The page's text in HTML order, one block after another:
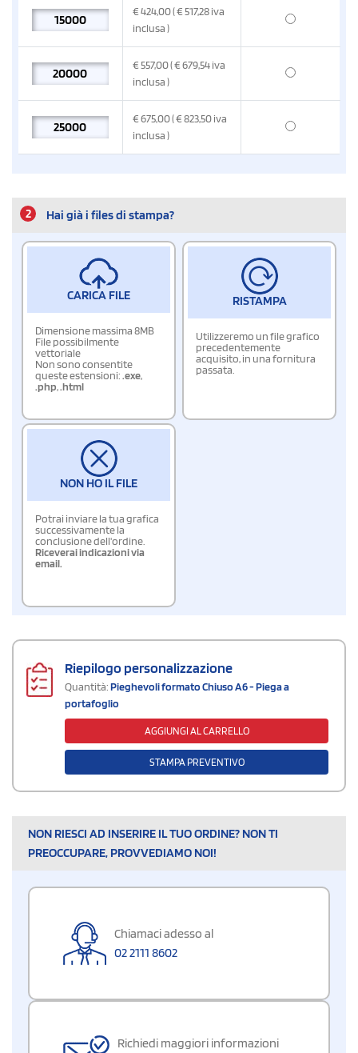
€424,00( € 517,28iva
inclusa)
€ 557,00( € 679,54iva
inclusa)
€675,00( € 823,50iva
inclusa)
2 Hai già i files di stampa?
CARICA FILE
Dimensione massima 8MB
File possibilmente
vettoriale
Non sono consentite
queste estensioni:.exe,
.php,.html
RISTAMPA
Utilizzeremo un file grafico
precedentemente
acquisito, in una fornitura
passata.
NON HO IL FILE
Potrai inviare la tua grafica
successivamente la
conclusione dell'ordine.
Riceverai indicazioni via
email.
Riepilogo personalizzazione
Quantità:Pieghevoli formato Chiuso A6 - Piega a
portafoglio
AGGIUNGI AL CARRELLO
STAMPA PREVENTIVO
NON RIESCI AD INSERIRE IL TUO ORDINE? NON TI
PREOCCUPARE, PROVVEDIAMO NOI!
Chiamaci adesso al
02 2111 8602
Richiedi maggiori informazioni